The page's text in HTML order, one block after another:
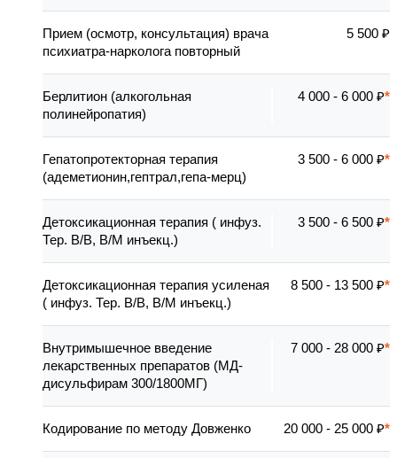
Прием (осмотр, консультация) врача
психиатра-нарколога повторный
5 500 ₽
Берлитион (алкогольная
полинейропатия)
4 000 - 6 000 ₽
Гепатопротекторная терапия
(адеметионин,гептрал,гепа-мерц)
3 500 - 6 000 ₽
Детоксикационная терапия ( инфуз.
Тер. В/В, В/М инъекц.)
3 500 - 6 500 ₽
Детоксикационная терапия усиленая
( инфуз. Тер. В/В, В/М инъекц.)
8 500 - 13 500 ₽
Внутримышечное введение
лекарственных препаратов (МД-
дисульфирам 300/1800МГ)
7 000 - 28 000 ₽
Кодирование по методу Довженко 20 000 - 25 000 ₽